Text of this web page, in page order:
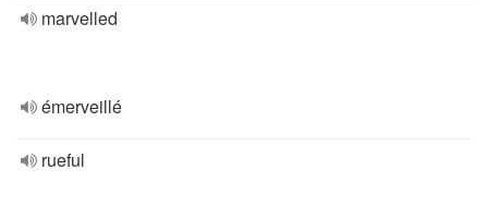
marvelled
émerveillé
rueful